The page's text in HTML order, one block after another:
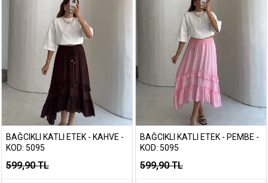
BAĞCIKLI KATLI ETEK - KAHVE -
KOD: 5095
599,90 TL
BAĞCIKLI KATLI ETEK - PEMBE -
KOD: 5095
599,90 TL